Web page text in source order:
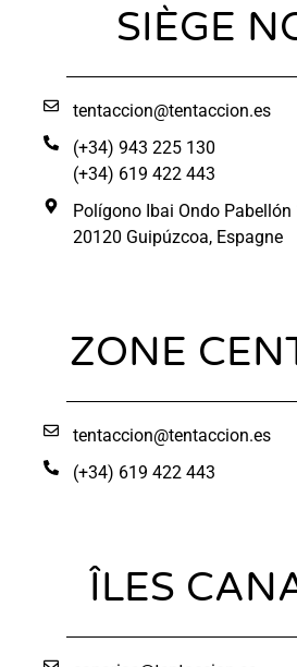
SIÈGE
tentaccion@tentaccion.es
(+34) 943 225 130
(+34) 619 422 443
Polígono Ibai Ondo Pabellón
20120 Guipúzcoa, Espagne
ZONE
tentaccion@tentaccion.es
(+34) 619 422 443
ÎLES